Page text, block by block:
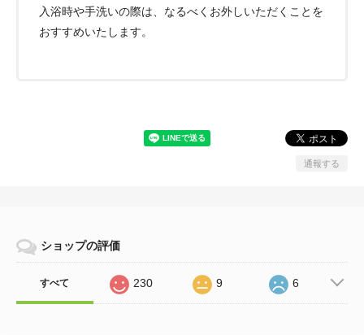
入浴時や手洗いの際は、なるべくお外しいただくことを
おすすめいたします。
通報する
ショップの評価
すべて 230 9 6